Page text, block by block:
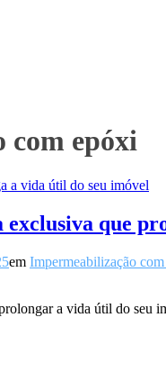
com epóxi
que
em Impermeabilização
a vida útil do seu